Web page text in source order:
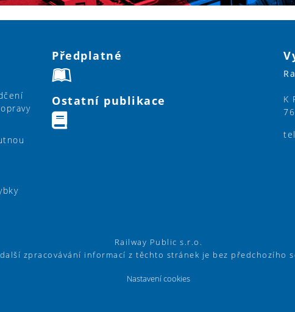
Předplatné
Ostatní publikace
K
Railway Public s.r.o.
zpracovávání informací z těchto stránek je bez předchozího
Nastavení cookies